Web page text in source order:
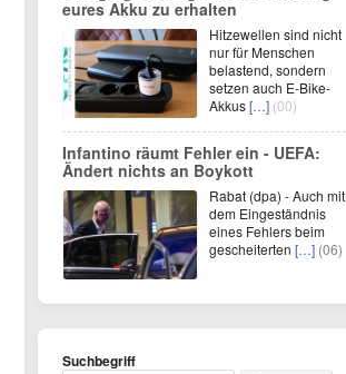
eures Akku zu erhalten
Hitzewellen sind nicht
nur für Menschen
belastend, sondern
setzen auch E-Bike-
Akkus[…] (00)
Infantino räumt Fehler ein - UEFA:
Ändert nichts an Boykott
Rabat (dpa) - Auch mit
dem Eingeständnis
eines Fehlers beim
gescheiterten […] (06)
Suchbegriff